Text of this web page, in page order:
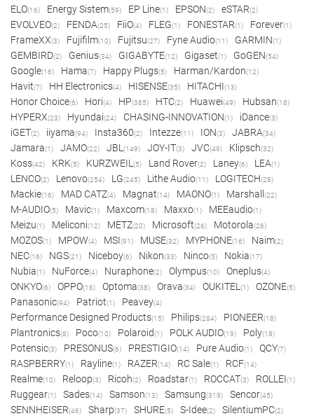
ELO(16) Energy Sistem(59) EP Line(1) EPSON(2) eSTAR(2)
EVOLVEO(2) FENDA(25) FiiO(4) FLEG(1) FONESTAR(1) Forever(1)
FrameXX(3) Fujifilm(10) Fujitsu(27) Fyne Audio(11) GARMIN(1)
GEMBIRD(2) Genius(34) GIGABYTE(12) Gigaset(1) GoGEN(54)
Google(16) Hama(7) Happy Plugs(5) Harman/Kardon(12)
Havit(7) HH Electronics(4) HISENSE(35) HITACHI(13)
Honor Choice(6) Hori(4) HP(385) HTC(2) Huawei(49) Hubsan(18)
HYPERX(23) Hyundai(24) CHASING-INNOVATION(1) iDance(3)
iGET(2) iiyama(94) Insta360(2) Intezze(11) ION(3) JABRA(34)
Jamara(1) JAMO(22) JBL (149) JOY-IT(3) JVC(49) Klipsch(32)
Koss(42) KRK(5) KURZWEIL (5) Land Rover(2) Laney(6) LEA(1)
LENCO(2) Lenovo(254) LG(245) Lithe Audio(11) LOGITECH(28)
Mackie(16) MAD CATZ(4) Magnat(14) MAONO(1) Marshall (22)
M-AUDIO(5) Mavic(1) Maxcom(18) Maxxo(1) MEEaudio(1)
Meizu(1) Meliconi(12) METZ(20) Microsoft(26) Motorola(26)
MOZOS(1) MPOW(4) MSI(91) MUSE(32) MYPHONE(16) Naim(2)
NEC(16) NGS(21) Niceboy(6) Nikon(33) Ninco(5) Nokia(17)
Nubia(1) NuForce(4) Nuraphone(2) Olympus(10) Oneplus(4)
ONKYO(6) OPPO(16) Optoma(38) Orava(34) OUKITEL (1) OZONE(5)
Panasonic(94) Patriot(1) Peavey(4)
Performance Designed Products(15) Philips(284) PIONEER(18)
Plantronics(8) Poco(10) Polaroid(1) POLK AUDIO(19) Poly(18)
Potensic(3) PRESONUS(6) PRESTIGIO(14) Pure Audio(1) QCY(7)
RASPBERRY(1) Rayline(1) RAZER(14) RC Sale(1) RCF(14)
Realme(10) Reloop(3) Ricoh(2) Roadstar(1) ROCCAT(3) ROLLEI(1)
Ruggear(1) Sades(14) Samson(13) Samsung(319) Sencor(45)
SENNHEISER(46) Sharp(37) SHURE(5) S-Idee(2) SilentiumPC(2)